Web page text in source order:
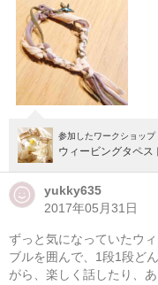
参加したワークショップ
ウィービングタペス
yukky635
2017年05月31日
ずっと気になっていたウ
ブルを囲んで、1段1段ど
がら、楽しく話したり、